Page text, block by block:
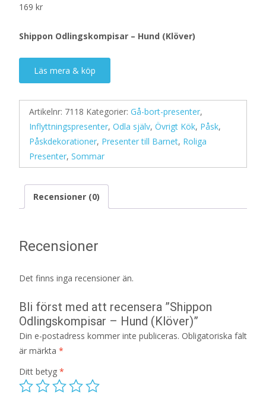
169 kr
Shippon Odlingskompisar – Hund (Klöver)
Läs mera & köp
Artikelnr: 7118 Kategorier: Gå-bort-presenter,
Inflyttningspresenter, Odla själv, Övrigt Kök, Påsk,
Påskdekorationer, Presenter till Barnet, Roliga
Presenter, Sommar
Recensioner (0)
Recensioner
Det finns inga recensioner än.
Bli först med att recensera ”Shippon
Odlingskompisar – Hund (Klöver)”
Din e-postadress kommer inte publiceras. Obligatoriska fält
är märkta *
Ditt betyg *